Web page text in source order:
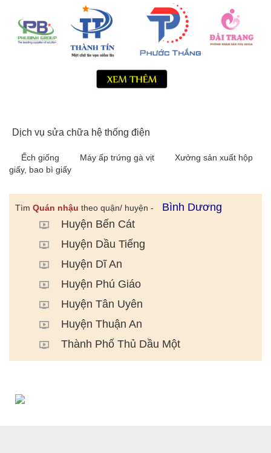
Dịch vụ sửa chữa hệ thống điện
Ếch giống Máy ấp trứng gà vịt
Xưởng sản xuất hộp
giấy, bao bì giấy
Tìm Quán nhậu theo quận/ huyện -
Bình Dương
Huyện Bến Cát
Huyện Dầu Tiếng
Huyện Dĩ An
Huyện Phú Giáo
Huyện Tân Uyên
Huyện Thuận An
Thành Phố Thủ Dầu Một